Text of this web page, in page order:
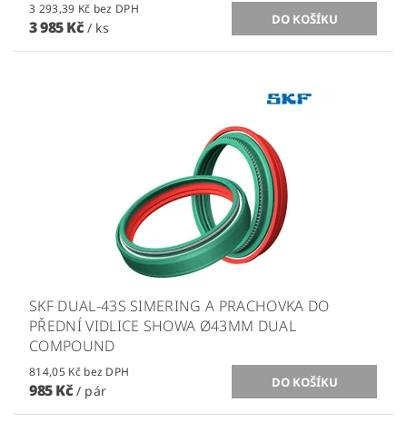
3 293,39 Kč bez DPH
3 985 Kč / ks
SKF DUAL-43S SIMERING A PRACHOVKA DO
PŘEDNÍ VIDLICE SHOWA Ø43MM DUAL
COMPOUND
814,05 Kč bez DPH
985 Kč / pár